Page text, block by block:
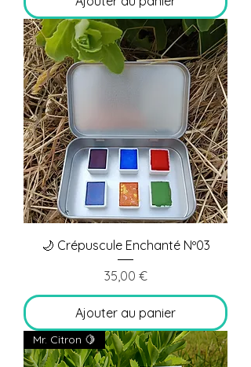
🌙 Crépuscule Enchanté Nº03
Prix
35,00 €
Ajouter au panier
Mr. Citron 🍋